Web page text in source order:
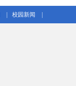
校园新闻